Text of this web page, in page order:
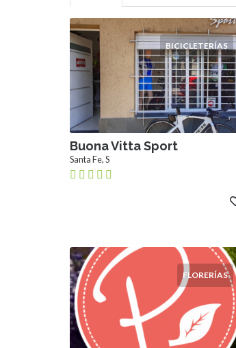
BICICLETERÍAS
Buona Vitta Sport
Santa Fe, S
FLORERÍAS